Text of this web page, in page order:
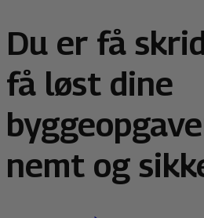
Du er få
få løst dine
nemt og